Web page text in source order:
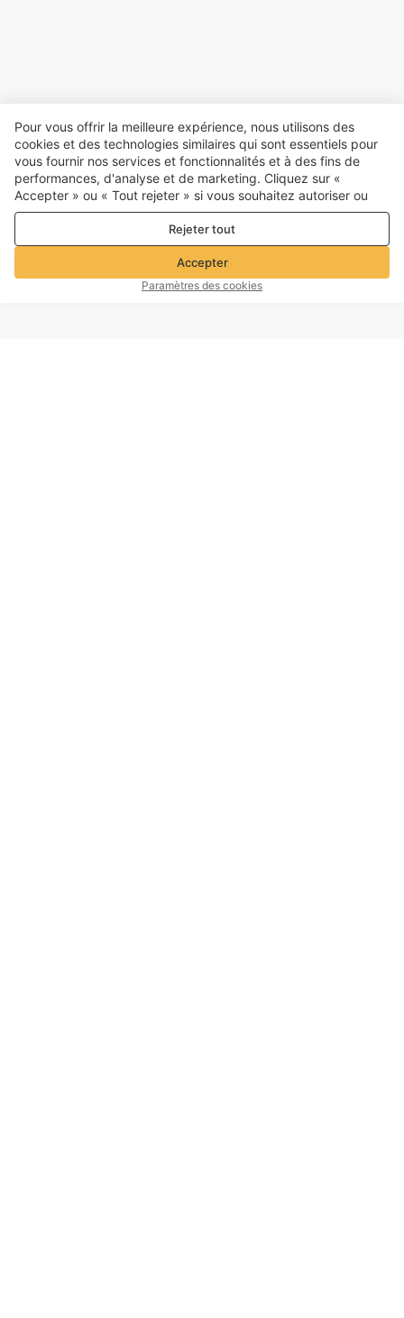
Pour vous offrir la meilleure expérience, nous utilisons des
cookies et des technologies similaires qui sont essentiels pour
vous fournir nos services et fonctionnalités et à des fins de
performances, d'analyse et de marketing. Cliquez sur «
Accepter » ou « Tout rejeter » si vous souhaitez autoriser ou
refuser tout. cookies à des fins de performance, d’analyse et
de marketing. Pour plus de détails, consultez notre
confidentialité et de cookies
Rejeter tout
Accepter
Paramètres des cookies